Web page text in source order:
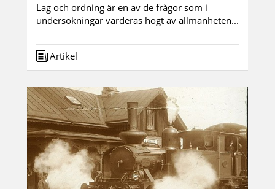
Lag och ordning är en av de frågor som i
undersökningar värderas högt av allmänheten...
Artikel